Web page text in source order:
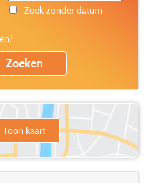
Zoek zonder datum
Toon kaart